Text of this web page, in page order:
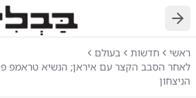
חזרה
ראשי חדשות
בעולם
לאחר הסבב הקצר עם איראן; הנשיא טראמפ
הניצחון